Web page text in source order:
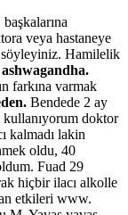
veya hastaneye
söyleyiniz. Hamilelik
ashwagandha.
farkına varmak
Bendede 2 ay
kullanıyorum doktor
kalmadı lakin
oldu, 40
Fuad 29
hiçbir ilacı alkolle
etkileri www.